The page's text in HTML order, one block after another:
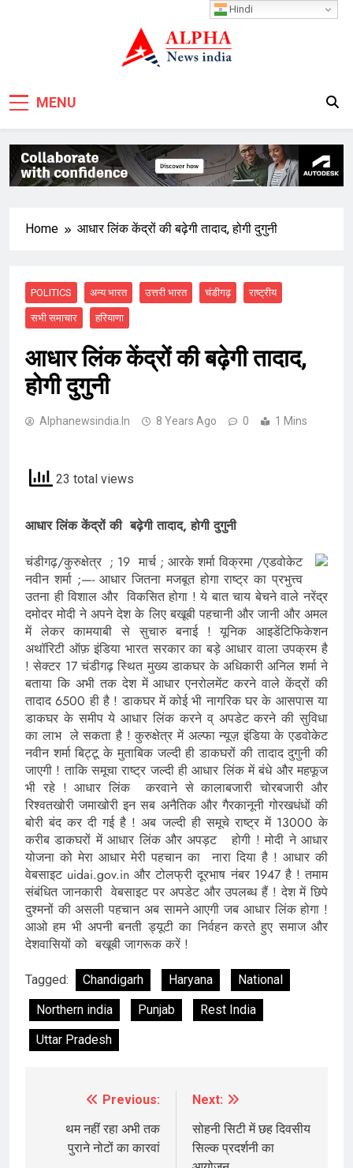
MENU
Home आधार लिंक केंद्रों की बढ़ेगी तादाद, होगी दुगुनी
POLITICS अन्य भारत उत्तरी भारत चंडीगढ़ राष्ट्रीय
सभी समाचार हरियाणा
आधार लिंक केंद्रों की बढ़ेगी तादाद,
होगी दुगुनी
Alphanewsindia.in 8 Years Ago 0 1 Mins
23 total views
आधार लिंक केंद्रों की बढ़ेगी तादाद, होगी दुगुनी
चंडीगढ़/कुरुक्षेत्र ; 19 मार्च ; आरके शर्मा विक्रमा /एडवोकेट
नवीन शर्मा ;—- आधार जितना मजबूत होगा राष्ट्र का प्रभुत्त्व
उतना ही विशाल और विकसित होगा ! ये बात चाय बेचने वाले नरेंद्र
दमोदर मोदी ने अपने देश के लिए बखूबी पहचानी और जानी और अमल
में लेकर कामयाबी से सुचारु बनाई ! यूनिक आइडेंटिफिकेशन
अथॉरिटी ऑफ़ इंडिया भारत सरकार का बड़े आधार वाला उपक्रम है
! सेक्टर 17 चंडीगढ़ स्थित मुख्य डाकघर के अधिकारी अनिल शर्मा ने
बताया कि अभी तक देश में आधार एनरोलमेंट करने वाले केंद्रों की
तादाद 6500 ही है ! डाकघर में कोई भी नागरिक घर के आसपास या
डाकघर के समीप ये आधार लिंक करने व् अपडेट करने की सुविधा
का लाभ ले सकता है ! कुरुक्षेत्र में अल्फा न्यूज़ इंडिया के एडवोकेट
नवीन शर्मा बिट्टू के मुताबिक जल्दी ही डाकघरों की तादाद दुगुनी की
जाएगी ! ताकि समूचा राष्ट्र जल्दी ही आधार लिंक में बंधे और महफूज
भी रहे ! आधार लिंक करवाने से कालाबजारी चोरबजारी और
रिश्वतखोरी जमाखोरी इन सब अनैतिक और गैरकानूनी गोरखधंधों की
बोरी बंद कर दी गई है ! अब जल्दी ही समूचे राष्ट्र में 13000 के
करीब डाकघरों में आधार लिंक और अपड़ट होगी ! मोदी ने आधार
योजना को मेरा आधार मेरी पहचान का नारा दिया है ! आधार की
वेबसाइट uidai.gov.in और टोलफ्री दूरभाष नंबर 1947 है ! तमाम
संबंधित जानकारी वेबसाइट पर अपडेट और उपलब्ध हैं ! देश में छिपे
दुश्मनों की असली पहचान अब सामने आएगी जब आधार लिंक होगा !
आओ हम भी अपनी बनती ड्यूटी का निर्वहन करते हुए समाज और
देशवासियों को बखूबी जागरूक करें !
Tagged: Chandigarh Haryana
National
Northern india
Punjab
Rest India
Uttar Pradesh
navigation
Previous:
थम नहीं रहा अभी तक
पुराने नोटों का कारवां
Next:
सोहनी सिटी में छह दिवसीय
सिल्क प्रदर्शनी का
Hindi